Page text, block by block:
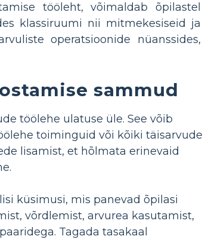
tööleht, võimaldab õpilastel
klassiruumi nii mitmekesiseid ja
operatsioonide nüanssides,
sammud
töölehe ulatuse üle. See võib
toiminguid või kõiki täisarvude
lisamist, et hõlmata erinevaid
küsimusi, mis panevad õpilasi
võrdlemist, arvurea kasutamist,
Tagada tasakaal